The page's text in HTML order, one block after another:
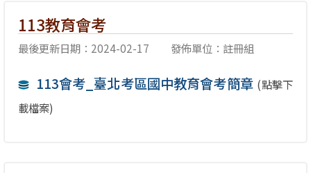
113教育會考
最後更新日期：2024-02-17 發佈單位：註冊組
113會考_臺北考區國中教育會考簡章 (點擊下
載檔案)